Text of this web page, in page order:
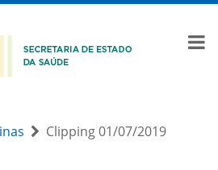
Clipping 01/07/2019